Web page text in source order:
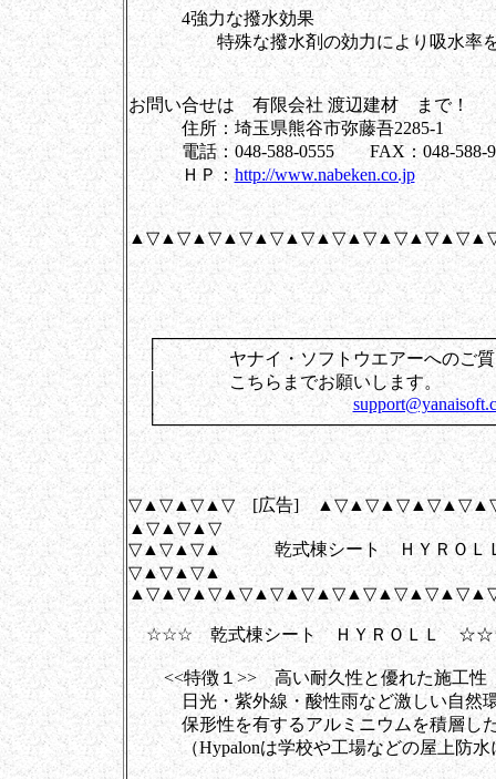
4強力な撥水効果
特殊な撥水剤の効力により吸水率を
お問い合せは 有限会社 渡辺建材 まで！
住所：埼玉県熊谷市弥藤吾2285-1
電話：048-588-0555 FAX：048-588-
ＨＰ：http://www.nabeken.co.jp
│ ヤナイ・ソフトウエアーへのご
│ こちらまでお
│
▽▲▽▲▽▲▽ [広告]
▲▽▲▽▲▽
▽▲▽▲▽▲ 乾式棟シート ＨＹＲＯＬ
▽▲▽▲▽▲
☆☆☆ 乾式棟シート ＨＹＲＯＬＬ
<<特徴１>> 高い耐久性と優れた施工性
日光・紫外線・酸性雨など激しい自然環
保形性を有するアルミニウムを積層した
（Hypalonは学校や工場などの屋上防水